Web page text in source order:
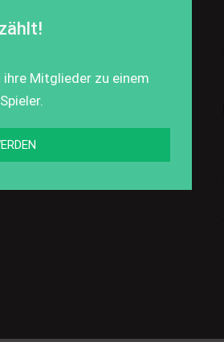
Mitglieder zu einem